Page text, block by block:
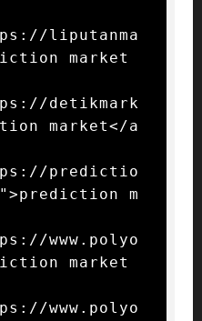
liputanma
market
detikmark
market</a
predictio
m
www.polyo
market
www.polyo